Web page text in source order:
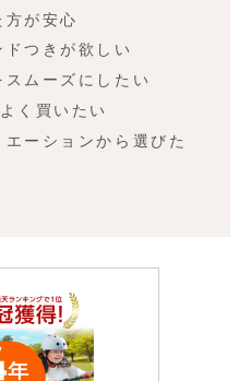
方が安心
つきが欲しい
ムーズにしたい
く買いたい
ーションから選びた